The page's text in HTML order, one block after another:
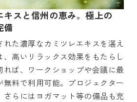
スと信州の恵み。極上の
備
れた濃厚なカミツレエキスを湛え
高いリラックス効果をもたらし
れば、ワークショップや会議に最
無料で利用可能。プロジェクター
さらにはヨガマット等の備品も充